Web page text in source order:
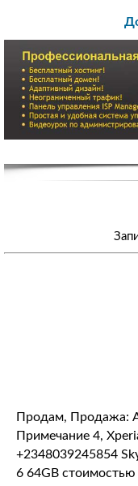
Продам, Продажа:
Примечание 4,
+2348039245854
6 64GB